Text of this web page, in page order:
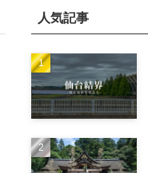
人気記事